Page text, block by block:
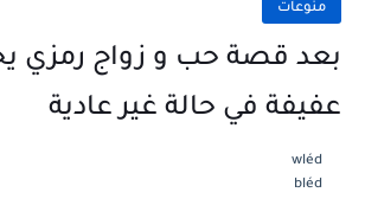
منوعات
بعد قصة حب و زواج رمزي
عفيفة في حالة غير عادية
wléd
bléd